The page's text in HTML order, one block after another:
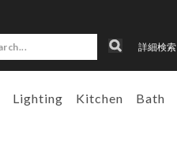
詳細検索
Lighting Kitchen Bath